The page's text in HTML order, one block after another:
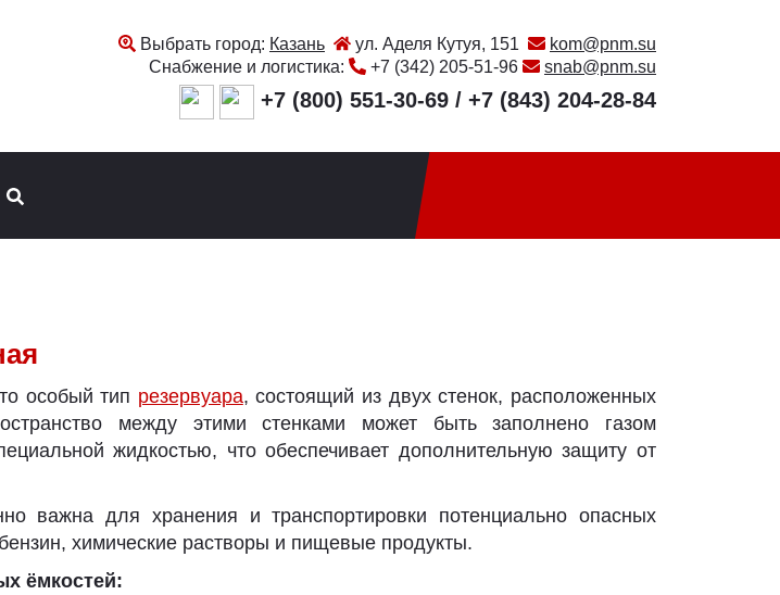
Выбрать город: Казань ул. Аделя Кутуя, 151
kom@pnm.su
Снабжение и логистика:
+7 (342) 205-51-96 snab@pnm.su
+7 (800) 551-30-69 / +7 (843) 204-28-84
особый тип резервуара, состоящий из двух стенок, расположенных
между этими стенками может быть заполнено газом
жидкостью, что обеспечивает дополнительную защиту от
важна для хранения и транспортировки потенциально опасных
химические растворы и пищевые продукты.
ёмкостей: